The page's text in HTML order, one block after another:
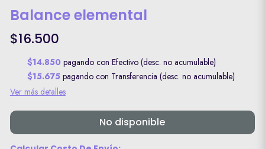
Balance elemental
$16.500
$14.850 pagando con Efectivo (desc. no acumulable)
$15.675 pagando con Transferencia (desc. no acumulable)
Ver más detalles
No disponible